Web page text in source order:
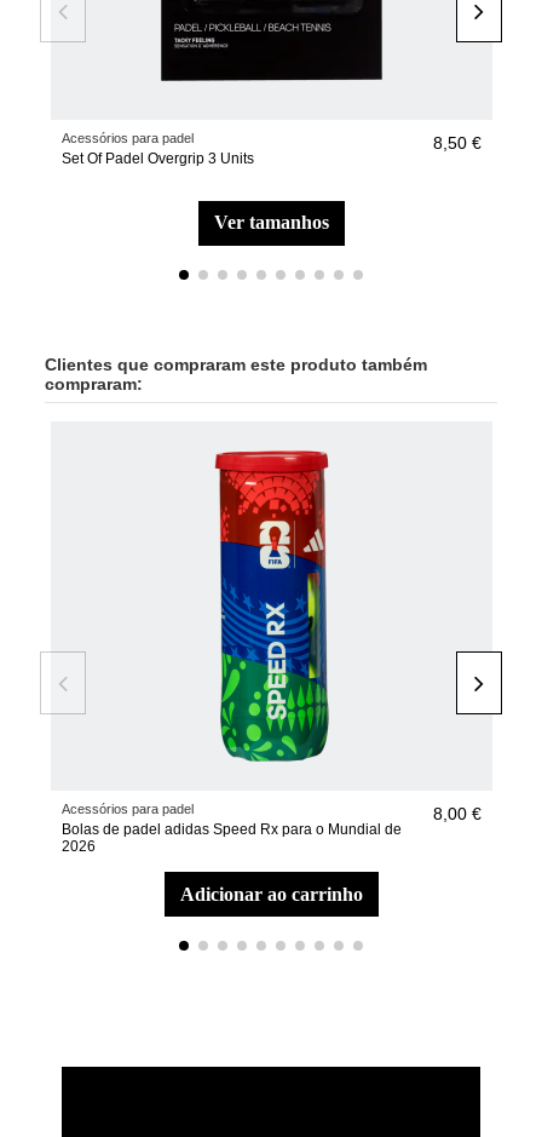
Acessórios para padel
Set Of Padel Overgrip 3 Units
8,50 €
ver tamanhos
Clientes que compraram este produto também
compraram:
Acessórios para padel
Bolas de padel adidas Speed Rx para o Mundial de
2026
8,00 €
adicionar ao carrinho